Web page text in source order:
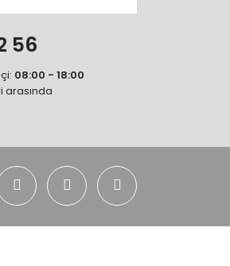
56
08:00 - 18:00
arasında